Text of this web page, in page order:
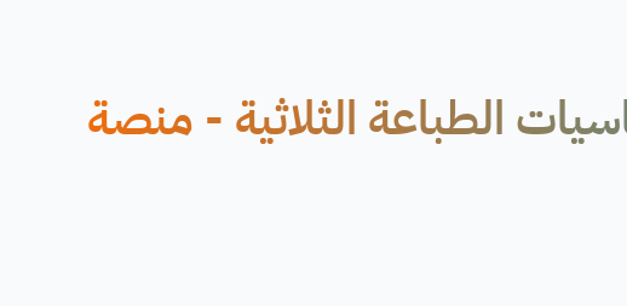
الطباعة الثلاثية - منصة